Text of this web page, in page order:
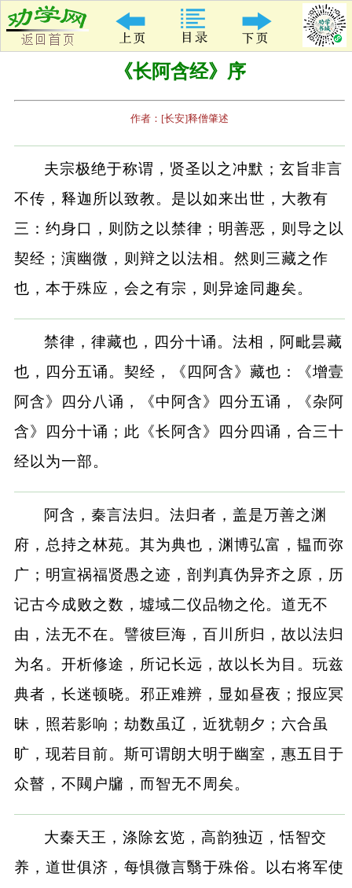
《长阿含经》序
作者：[长安]释僧肇述
夫宗极绝于称谓，贤圣以之冲默；玄旨非言
不传，释迦所以致教。是以如来出世，大教有
三：约身口，则防之以禁律；明善恶，则导之以
契经；演幽微，则辩之以法相。然则三藏之作
也，本于殊应，会之有宗，则异途同趣矣。
禁律，律藏也，四分十诵。法相，阿毗昙藏
也，四分五诵。契经，《四阿含》藏也：《增壹
阿含》四分八诵，《中阿含》四分五诵，《杂阿
含》四分十诵；此《长阿含》四分四诵，合三十
经以为一部。
阿含，秦言法归。法归者，盖是万善之渊
府，总持之林苑。其为典也，渊博弘富，韫而弥
广；明宣祸福贤愚之迹，剖判真伪异齐之原，历
记古今成败之数，墟域二仪品物之伦。道无不
由，法无不在。譬彼巨海，百川所归，故以法归
为名。开析修途，所记长远，故以长为目。玩兹
典者，长迷顿晓。邪正难辨，显如昼夜；报应冥
昧，照若影响；劫数虽辽，近犹朝夕；六合虽
旷，现若目前。斯可谓朗大明于幽室，惠五目于
众瞽，不闚户牖，而智无不周矣。
大秦天王，涤除玄览，高韵独迈，恬智交
养，道世俱济，每惧微言翳于殊俗。以右将军使